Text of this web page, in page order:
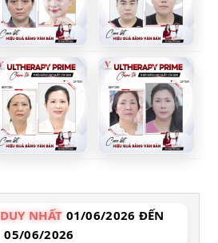
DUY NHẤT 01/06/2026 ĐẾN
05/06/2026